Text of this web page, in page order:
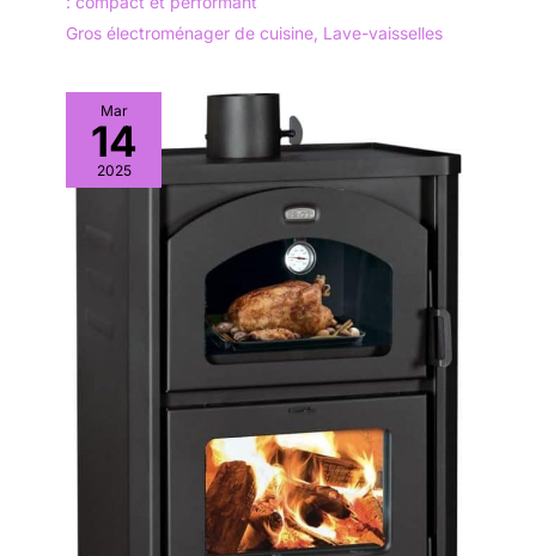
Gros électroménager de cuisine, Lave-vaisselles
Mar
14
2025